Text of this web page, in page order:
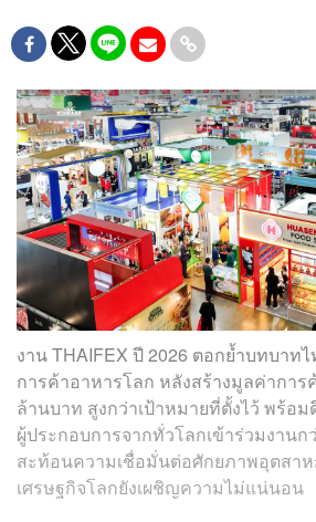
งาน THAIFEX ปี 2026 ตอกย้ำบทบาท
การค้าอาหารโลก หลังสร้างมูลค่าการ
ล้านบาท สูงกว่าเป้าหมายที่ตั้งไว้ พร้อ
ผู้ประกอบการจากทั่วโลกเข้าร่วมงาน
สะท้อนความเชื่อมั่นต่อศักยภาพอุตสา
เศรษฐกิจโลกยังเผชิญความไม่แน่นอน